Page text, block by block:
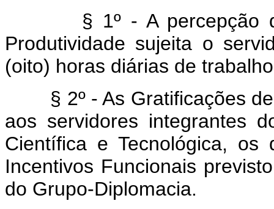
§ 1º - A percepção
Produtividade sujeita o
(oito) horas diárias de
§ 2º - As Gratificações
aos servidores integrantes
Científica e Tecnológica,
Incentivos Funcionais
do Grupo-Diplomacia.